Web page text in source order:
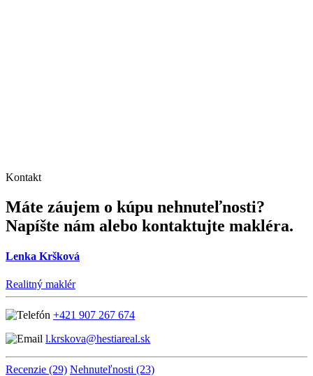
Kontakt
Máte záujem o kúpu nehnuteľnosti?
Napíšte nám alebo kontaktujte makléra.
Lenka Kršková
Realitný maklér
+421 907 267 674
l.krskova@hestiareal.sk
Recenzie (29) Nehnuteľnosti (23)